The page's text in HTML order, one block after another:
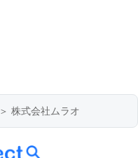
＞ 株式会社ムラオ